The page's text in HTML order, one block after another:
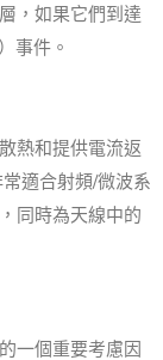
，如果它們到達
事件。
熱和提供電流返
適合射頻/微波系
同時為天線中的
一個重要考慮因